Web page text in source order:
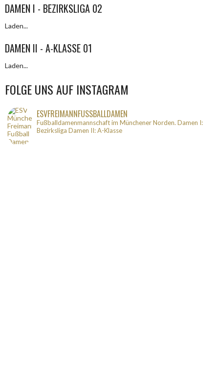
DAMEN I - BEZIRKSLIGA 02
Laden...
DAMEN II - A-KLASSE 01
Laden...
FOLGE UNS AUF INSTAGRAM
ESVFREIMANNFUSSBALLDAMEN
Fußballdamenmannschaft im Münchener Norden. Damen I:
Bezirksliga Damen II: A-Klasse